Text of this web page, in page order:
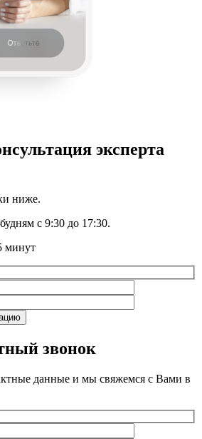
эксперта
ниже.
с 9:30 до 17:30.
минут
звонок
данные и мы свяжемся с Вами в